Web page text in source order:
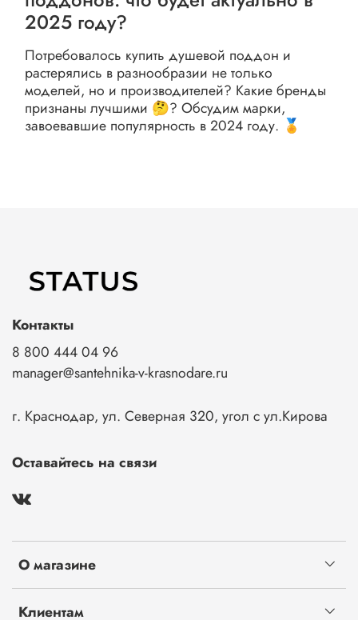
2025 году?
Потребовалось купить душевой поддон и
растерялись в разнообразии не только
моделей, но и производителей? Какие бренды
признаны лучшими 🤔? Обсудим марки,
завоевавшие популярность в 2024 году. 🏅
О магазине
Клиентам
Контакты
8 800 444 04 96
manager@santehnika-v-krasnodare.ru
г. Краснодар, ул. Северная 320, угол с ул.Кирова
Оставайтесь на связи